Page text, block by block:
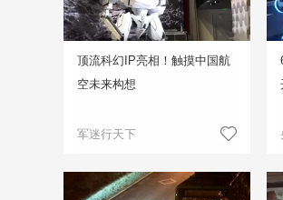
顶流科幻IP亮相！触摸中国航
空未来构想
军迷行天下